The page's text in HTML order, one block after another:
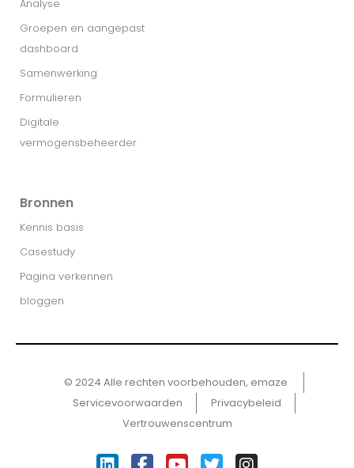
Analyse
Groepen en aangepast
dashboard
Samenwerking
Formulieren
Digitale
vermogensbeheerder
Bronnen
Kennis basis
Casestudy
Pagina verkennen
bloggen
© 2024 Alle rechten voorbehouden, emaze ​
Servicevoorwaarden
Privacybeleid
Vertrouwenscentrum